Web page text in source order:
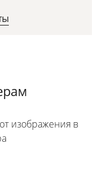
изображения в